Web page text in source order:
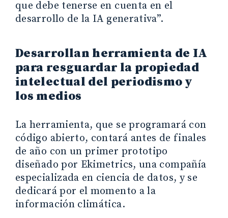
que debe tenerse en cuenta en el
desarrollo de la IA generativa”.
Desarrollan herramienta de IA
para resguardar la propiedad
intelectual del periodismo y
los medios
La herramienta, que se programará con
código abierto, contará antes de finales
de año con un primer prototipo
diseñado por Ekimetrics, una compañía
especializada en ciencia de datos, y se
dedicará por el momento a la
información climática.